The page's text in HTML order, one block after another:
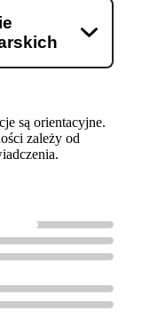
są orientacyjne.
zależy od